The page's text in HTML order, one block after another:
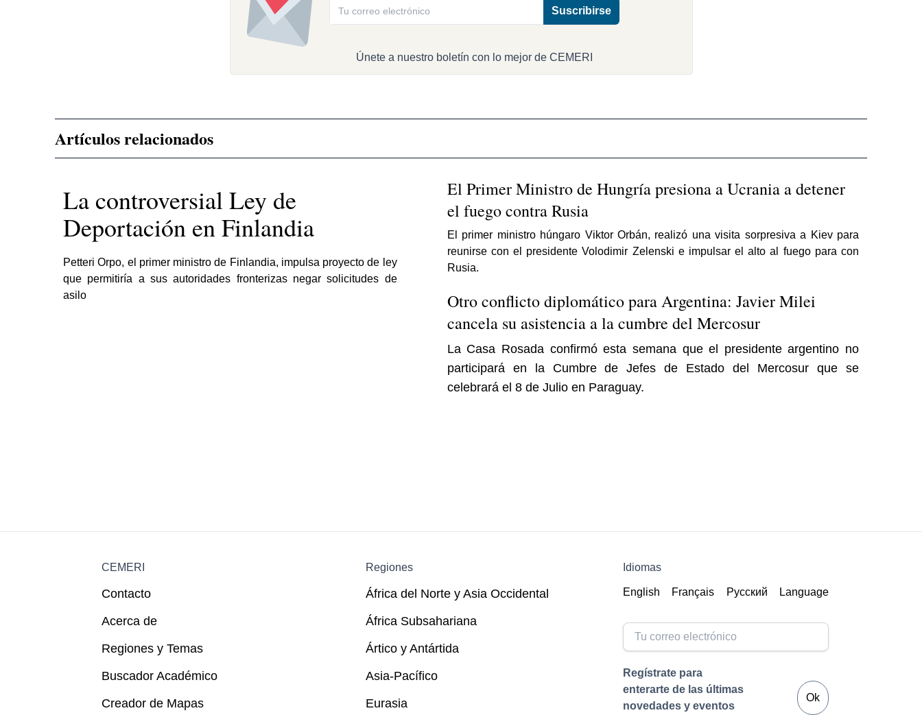
Suscribirse
Únete a nuestro boletín con lo mejor de CEMERI
Artículos relacionados
La controversial Ley de
Deportación en Finlandia
Petteri Orpo, el primer ministro de Finlandia, impulsa proyecto de ley
que permitiría a sus autoridades fronterizas negar solicitudes de
asilo
El Primer Ministro de Hungría presiona a Ucrania a detener
el fuego contra Rusia
El primer ministro húngaro Viktor Orbán, realizó una visita sorpresiva a Kiev para
reunirse con el presidente Volodimir Zelenski e impulsar el alto al fuego para con
Rusia.
Otro conflicto diplomático para Argentina: Javier Milei
cancela su asistencia a la cumbre del Mercosur
La Casa Rosada confirmó esta semana que el presidente argentino no
participará en la Cumbre de Jefes de Estado del Mercosur que se
celebrará el 8 de Julio en Paraguay.
CEMERI
Contacto
Acerca de
Regiones y Temas
Buscador Académico
Creador de Mapas
Regiones
África del Norte y Asia Occidental
África Subsahariana
Ártico y Antártida
Asia-Pacífico
Eurasia
Idiomas
English Français Русский Language
Regístrate para
enterarte de las últimas
novedades y eventos
Ok